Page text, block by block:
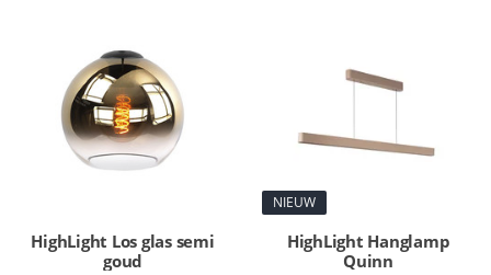
HighLight Los glas semi
goud
NIEUW
HighLight Hanglamp
Quinn